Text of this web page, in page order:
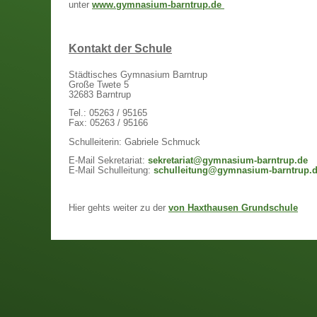
unter www.gymnasium-barntrup.de
Kontakt der Schule
Städtisches Gymnasium Barntrup
Große Twete 5
32683 Barntrup
Tel.: 05263 / 95165
Fax: 05263 / 95166
Schulleiterin: Gabriele Schmuck
E-Mail Sekretariat: sekretariat@gymnasium-barntrup.de
E-Mail Schulleitung: schulleitung@gymnasium-
Hier gehts weiter zu der von Haxthausen Grundschule